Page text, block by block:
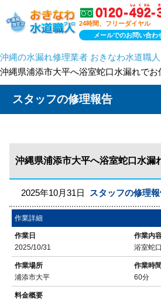
24時間、フリーダイヤル
メールでのお問い合わ
沖縄の水漏れ修理業者 おきなわ水道職人
沖縄県浦添市大平へ浴室蛇口水漏れでお
スタッフの修理報告
沖縄県浦添市大平へ浴室蛇口水漏
2025年10月31日 スタッフの修理
作業詳細
作業日
2025/10/31
作業内
浴室蛇
作業場所
浦添市大平
作業時間
60分
料金概要